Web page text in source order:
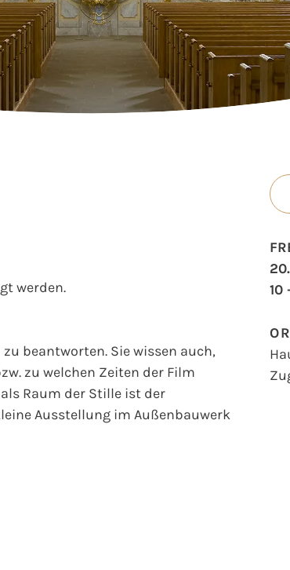
werden.
beantworten. Sie wissen auch,
zu welchen Zeiten der Film
Raum der Stille ist der
Ausstellung im Außenbauwerk
10